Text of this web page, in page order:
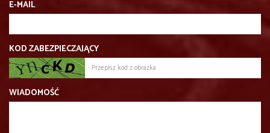
E-MAIL
KOD ZABEZPIECZAJĄCY
WIADOMOŚĆ